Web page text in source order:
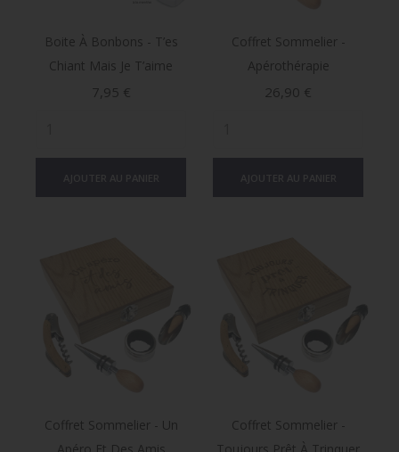
Boite À Bonbons - T’es
Chiant Mais Je T’aime
Prix
7,95 €
Coffret Sommelier -
Apérothérapie
Prix
26,90 €
Coffret Sommelier - Un
Coffret Sommelier -